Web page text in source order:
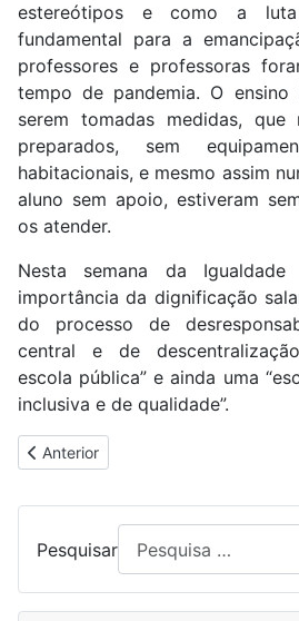
estereótipos e como a
fundamental para a
professores e professoras
tempo de pandemia. O
serem tomadas medidas, que
preparados, sem
habitacionais, e mesmo assim
aluno sem apoio, estiveram
os atender.
Nesta semana da
importância da dignificação
do processo de
central e de
escola pública” e ainda uma
inclusiva e de qualidade”.
Artigo anterior: POBREZA NO
Anterior
Pesquisar